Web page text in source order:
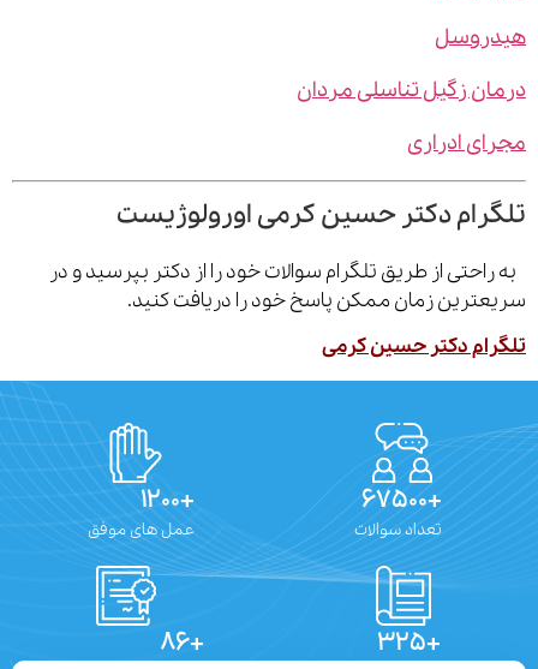
زگیل تناسلی مردان
ادراری
دکتر حسین کرمی اورولوژیست
از طریق تلگرام سوالات خود را از دکتر بپرسید و در
زمان ممکن پاسخ خود را دریافت کنید.
دکتر حسین کرمی
تعداد سوالات عمل های موفق